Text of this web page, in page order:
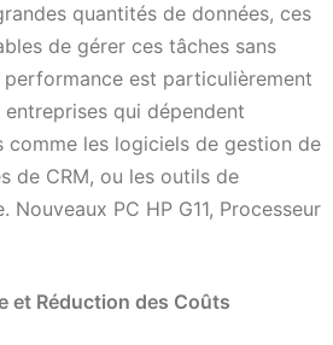
quantités de données, ces
de gérer ces tâches sans
est particulièrement
qui dépendent
comme les logiciels de gestion de
de CRM, ou les outils de
PC HP G11, Processeur
et Réduction des Coûts